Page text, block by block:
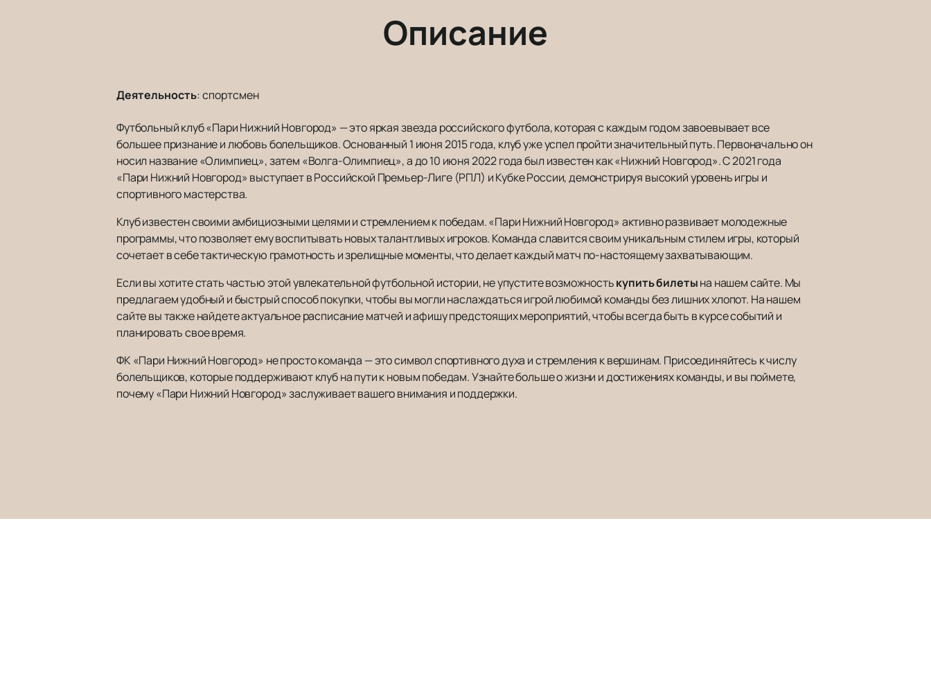
Описание
Деятельность:спортсмен
Футбольный клуб «Пари Нижний Новгород» — это яркая звезда российского футбола, которая с каждым годом завоевывает все
большее признание и любовь болельщиков. Основанный 1 июня 2015 года, клуб уже успел пройти значительный путь. Первоначально он
носил название «Олимпиец», затем «Волга-Олимпиец», а до 10 июня 2022 года был известен как «Нижний Новгород». С 2021 года
«Пари Нижний Новгород» выступает в Российской Премьер-Лиге (РПЛ) и Кубке России, демонстрируя высокий уровень игры и
спортивного мастерства.
Клуб известен своими амбициозными целями и стремлением к победам. «Пари Нижний Новгород» активно развивает молодежные
программы, что позволяет ему воспитывать новых талантливых игроков. Команда славится своим уникальным стилем игры, который
сочетает в себе тактическую грамотность и зрелищные моменты, что делает каждый матч по-настоящему захватывающим.
Если вы хотите стать частью этой увлекательной футбольной истории, не упустите возможностькупить билетына нашем сайте. Мы
предлагаем удобный и быстрый способ покупки, чтобы вы могли наслаждаться игрой любимой команды без лишних хлопот. На нашем
сайте вы также найдете актуальное расписание матчей и афишу предстоящих мероприятий, чтобы всегда быть в курсе событий и
планировать свое время.
ФК «Пари Нижний Новгород» не просто команда — это символ спортивного духа и стремления к вершинам. Присоединяйтесь к числу
болельщиков, которые поддерживают клуб на пути к новым победам. Узнайте больше о жизни и достижениях команды, и вы поймете,
почему «Пари Нижний Новгород» заслуживает вашего внимания и поддержки.